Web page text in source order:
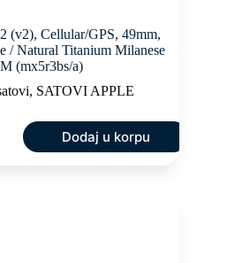
(v2), Cellular/GPS, 49mm,
/ Natural Titanium Milanese
(mx5r3bs/a)
, SATOVI APPLE
Dodaj u korpu